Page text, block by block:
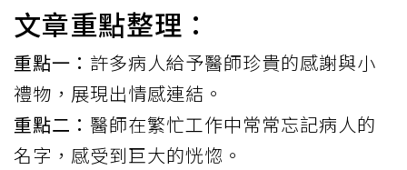
文章重點整理：
重點一： 許多病人給予醫師珍貴的感謝與小
禮物，展現出情感連結。
重點二： 醫師在繁忙工作中常常忘記病人的
名字，感受到巨大的恍惚。